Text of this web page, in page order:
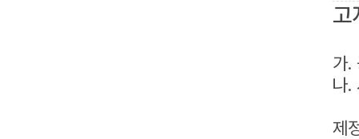
고
가.
나.
제